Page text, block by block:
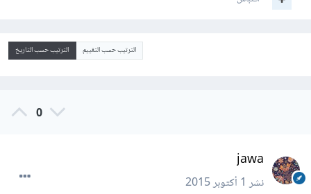
الترتيب حسب التقييم الترتيب حسب التاريخ
0
jawa
نشر1 أكتوبر 2015